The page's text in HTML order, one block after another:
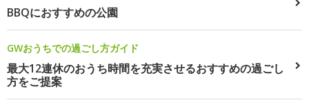
BBQにおすすめの公園
GWおうちでの過ごし方ガイド
最大12連休のおうち時間を充実させるおすすめの過ごし
方をご提案